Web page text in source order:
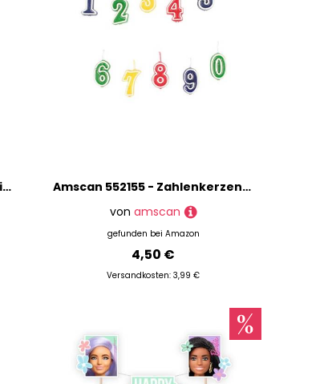
Amscan 3618601 - Standard Folienballon Herz Rosé Gold, Größe 43 cm, Volumen 13 Liter, Heliumballon
Amscan 552155 - Zahlenkerzen-Set 0 - 9 mehrfarbig Höhe 5,5 cm, Kuchendekoration
von amscan
gefunden bei Amazon
4,50 €
Versandkosten: 3,99 €